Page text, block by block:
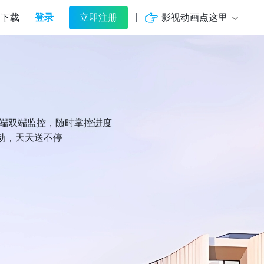
下载 登录 立即注册 影视动画点这里
双端监控，随时掌控进度
，天天送不停